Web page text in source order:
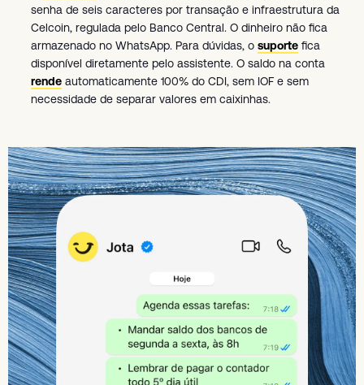
senha de seis caracteres por transação e infraestrutura da
Celcoin, regulada pelo Banco Central. O dinheiro não fica
armazenado no WhatsApp. Para dúvidas, o suporte fica
disponível diretamente pelo assistente. O saldo na conta
rende automaticamente 100% do CDI, sem IOF e sem
necessidade de separar valores em caixinhas.